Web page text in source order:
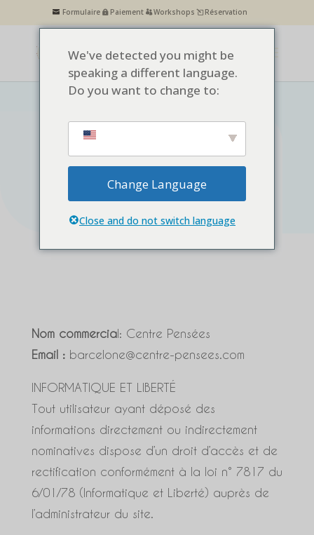
Formulaire Paiement Workshops Réservation
de Thérapie à Barcelone
Mentions legales
Nom commercial: Centre Pensées
Email : barcelone@centre-pensees.com
INFORMATIQUE ET LIBERTÉ
Tout utilisateur ayant déposé des
informations directement ou indirectement
nominatives dispose d’un droit d’accès et de
rectification conformément à la loi n° 7817 du
6/01/78 (Informatique et Liberté) auprès de
l’administrateur du site.
We've detected you might be
speaking a different language.
Do you want to change to:
Change Language
Close and do not switch language